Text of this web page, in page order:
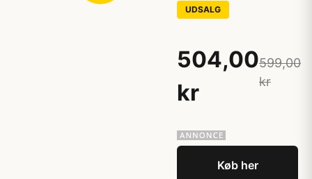
UDSALG
504,00
kr
599,00
kr
Køb her